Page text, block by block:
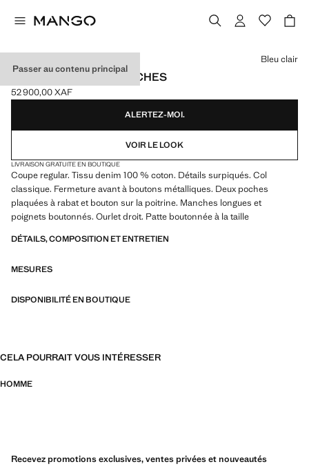
Passer au contenu principal
BLOUSON EN JEAN POCHES
Prix actuel [52 900,00 XAF ]
52 900,00 XAF
Choisissez une couleur
Bleu clair
ALERTEZ-MOI.
VOIR LE LOOK
LIVRAISON GRATUITE EN BOUTIQUE
Coupe regular. Tissu denim 100 % coton. Détails surpiqués. Col
classique. Fermeture avant à boutons métalliques. Deux poches
plaquées à rabat et bouton sur la poitrine. Manches longues et
poignets boutonnés. Ourlet droit. Patte boutonnée à la taille
DÉTAILS, COMPOSITION ET ENTRETIEN
MESURES
DISPONIBILITÉ EN BOUTIQUE
CELA POURRAIT VOUS INTÉRESSER
HOMME
Recevez promotions exclusives, ventes privées et nouveautés